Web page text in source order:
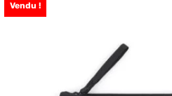
Vendu !